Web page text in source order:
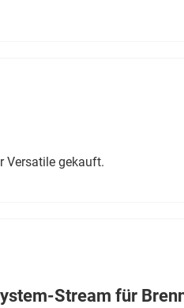
Versatile gekauft.
Stream für